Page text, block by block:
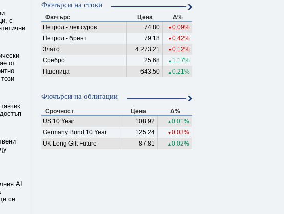
с
от
AI
се
Фючърси на стоки
Фючърс Цена
Δ%
Петрол - лек суров
74.80 ▼ 0.09%
Петрол - брент
79.18 ▼ 0.42%
Злато
4 273.21 ▼ 0.12%
Сребро
25.68 ▲ 1.17%
Пшеница
643.50 ▲ 0.21%
Фючърси на облигации
Срочност Цена
Δ%
US 10 Year
108.92 ▲ 0.01%
Germany Bund 10 Year
125.24 ▼ 0.03%
UK Long Gilt Future
87.81 ▲ 0.02%